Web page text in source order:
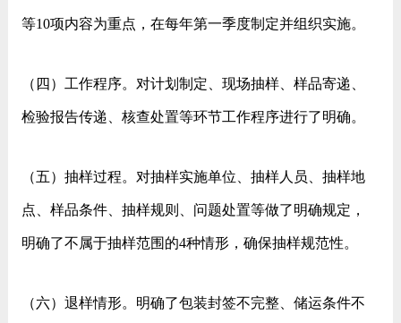
等10项内容为重点，在每年第一季度制定并组织实施。
（四）工作程序。对计划制定、现场抽样、样品寄递、
检验报告传递、核查处置等环节工作程序进行了明确。
（五）抽样过程。对抽样实施单位、抽样人员、抽样地
点、样品条件、抽样规则、问题处置等做了明确规定，
明确了不属于抽样范围的4种情形，确保抽样规范性。
（六）退样情形。明确了包装封签不完整、储运条件不